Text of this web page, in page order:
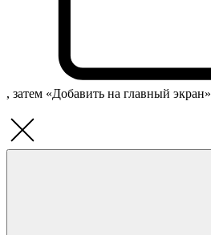
, затем «Добавить на главный экран»